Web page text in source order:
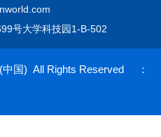
号大学科技园1-B-502
中国) All Rights Reserved ：